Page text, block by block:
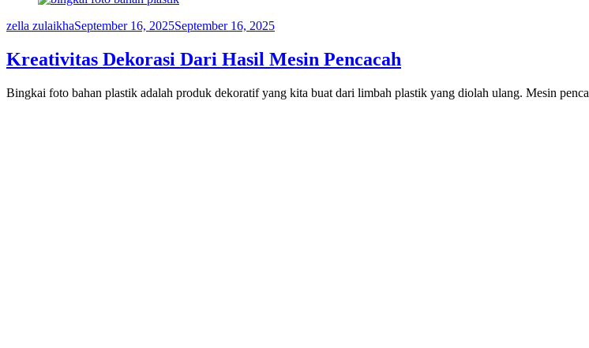
zella zulaikhaSeptember 16, 2025September 16, 2025
Kreativitas Dekorasi Dari Hasil Mesin Pencacah
Bingkai foto bahan plastik adalah produk dekoratif yang kita buat dari limbah plastik yang diolah ulang. Mesin